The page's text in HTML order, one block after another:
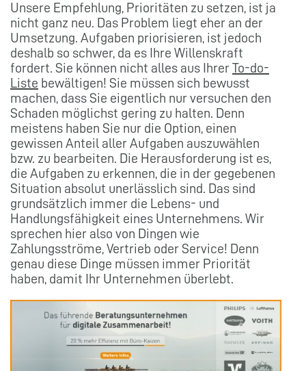
Unsere Empfehlung, Prioritäten zu setzen, ist ja
nicht ganz neu. Das Problem liegt eher an der
Umsetzung. Aufgaben priorisieren, ist jedoch
deshalb so schwer, da es Ihre Willenskraft
fordert. Sie können nicht alles aus Ihrer To-do-
Liste bewältigen! Sie müssen sich bewusst
machen, dass Sie eigentlich nur versuchen den
Schaden möglichst gering zu halten. Denn
meistens haben Sie nur die Option, einen
gewissen Anteil aller Aufgaben auszuwählen
bzw. zu bearbeiten. Die Herausforderung ist es,
die Aufgaben zu erkennen, die in der gegebenen
Situation absolut unerlässlich sind. Das sind
grundsätzlich immer die Lebens- und
Handlungsfähigkeit eines Unternehmens. Wir
sprechen hier also von Dingen wie
Zahlungsströme, Vertrieb oder Service! Denn
genau diese Dinge müssen immer Priorität
haben, damit Ihr Unternehmen überlebt.